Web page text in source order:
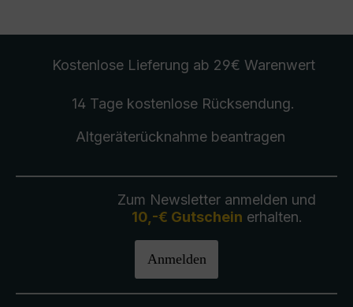
Kostenlose Lieferung ab 29€ Warenwert
14 Tage kostenlose Rücksendung.
Altgeräterücknahmebeantragen
Zum Newsletter anmelden und
10,-€ Gutschein erhalten.
Anmelden